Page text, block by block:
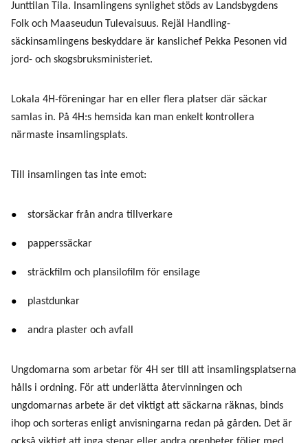
Junttilan Tila. Insamlingens synlighet stöds av Landsbygdens
Folk och Maaseudun Tulevaisuus. Rejäl Handling-
säckinsamlingens beskyddare är kanslichef Pekka Pesonen vid
jord- och skogsbruksministeriet.
Lokala 4H-föreningar har en eller flera platser där säckar
samlas in. På 4H:s hemsida kan man enkelt kontrollera
närmaste insamlingsplats.
Till insamlingen tas inte emot:
storsäckar från andra tillverkare
papperssäckar
sträckfilm och plansilofilm för ensilage
plastdunkar
andra plaster och avfall
Ungdomarna som arbetar för 4H ser till att insamlingsplatserna
hålls i ordning. För att underlätta återvinningen och
ungdomarnas arbete är det viktigt att säckarna räknas, binds
ihop och sorteras enligt anvisningarna redan på gården. Det är